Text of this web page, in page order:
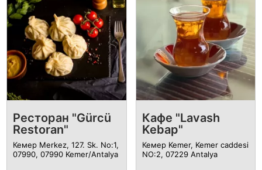
Ресторан "Gürcü
Restoran"
Кемер Merkez, 127. Sk. No:1,
07990, 07990 Kemer/Antalya
Кафе "Lavash
Kebap"
Кемер Kemer, Kemer caddesi
NO:2, 07229 Antalya